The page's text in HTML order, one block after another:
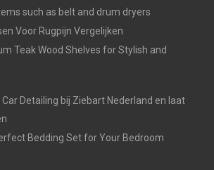
such as belt and drum dryers
Voor Rugpijn Vergelijken
Teak Wood Shelves for Stylish and
Detailing bij Ziebart Nederland en laat
Bedding Set for Your Bedroom